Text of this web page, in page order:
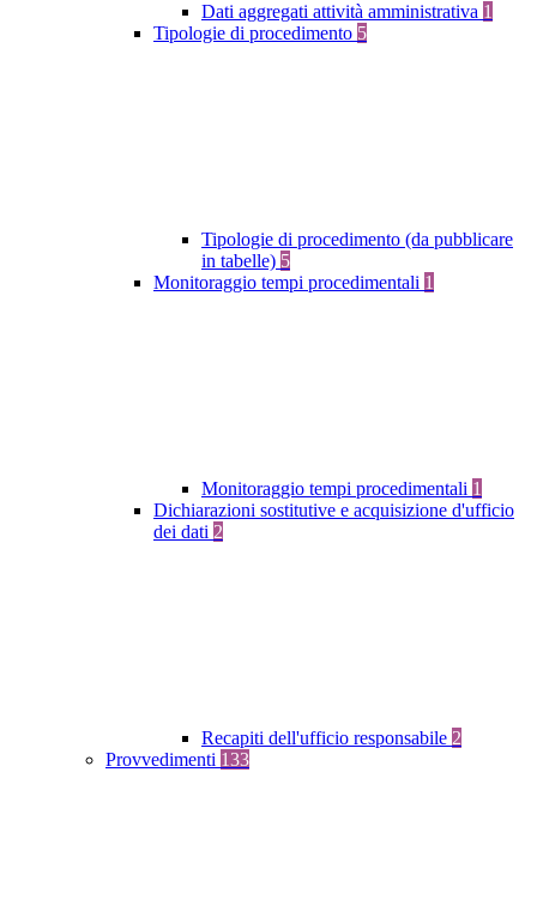
Dati aggregati attività amministrativa 1
Tipologie di procedimento 5
Tipologie di procedimento (da pubblicare
in tabelle) 5
Monitoraggio tempi procedimentali 1
Monitoraggio tempi procedimentali 1
Dichiarazioni sostitutive e acquisizione d'ufficio
dei dati 2
Recapiti dell'ufficio responsabile 2
Provvedimenti 133